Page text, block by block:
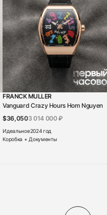
FRANCK MULLER
Vanguard Crazy Hours Hom Nguyen
$36,0503 014 000 ₽
Идеальное2024 год
Коробка + Документы